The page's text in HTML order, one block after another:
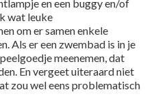
en een buggy en/of
wat leuke
om er samen enkele
Als er een zwembad is in je
meenemen, dat
En vergeet uiteraard niet
zou wel eens problematisch